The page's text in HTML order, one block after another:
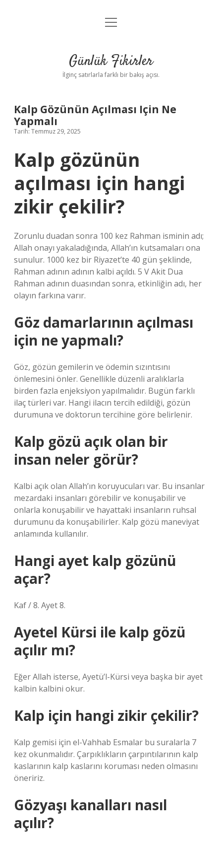
Anasayfa
Yasal Uyarı
menüyü
Günlük Fikirler
İlginç satırlarla farklı bir bakış açısı.
Kalp Gözünün Açılması Için Ne
Yapmalı
Tarih: Temmuz 29, 2025
Kalp gözünün
açılması için hangi
zikir çekilir?
Zorunlu duadan sonra 100 kez Rahman isminin adı;
Allah onayı yakaladığında, Allah’ın kutsamaları ona
sunulur. 1000 kez bir Riyazet’te 40 gün şeklinde,
Rahman adının adının kalbi açıldı. 5 V Akit Dua
Rahman adının duasından sonra, etkinliğin adı, her
olayın farkına varır.
Göz damarlarının açılması
için ne yapmalı?
Göz, gözün gemilerin ve ödemin sızıntısını
önlemesini önler. Genellikle düzenli aralıklarla
birden fazla enjeksiyon yapılmalıdır. Bugün farklı
ilaç türleri var. Hangi ilacın tercih edildiği, gözün
durumuna ve doktorun tercihine göre belirlenir.
Kalp gözü açık olan bir
insan neler görür?
Kalbi açık olan Allah’ın koruyucuları var. Bu insanlar
mezardaki insanları görebilir ve konuşabilir ve
onlarla konuşabilir ve hayattaki insanların ruhsal
durumunu da konuşabilirler. Kalp gözü maneviyat
anlamında kullanılır.
Hangi ayet kalp gözünü
açar?
Kaf / 8. Ayet 8.
Ayetel Kürsi ile kalp gözü
açılır mı?
Eğer Allah isterse, Ayetü’l-Kürsi veya başka bir ayet
kalbin kalbini okur.
Kalp için hangi zikir çekilir?
Kalp gemisi için el-Vahhab Esmalar bu suralarla 7
kez okunmalıdır. Çarpıklıkların çarpıntılarının kalp
kaslarının kalp kaslarını koruması neden olmasını
öneririz.
Gözyaşı kanalları nasıl
açılır?